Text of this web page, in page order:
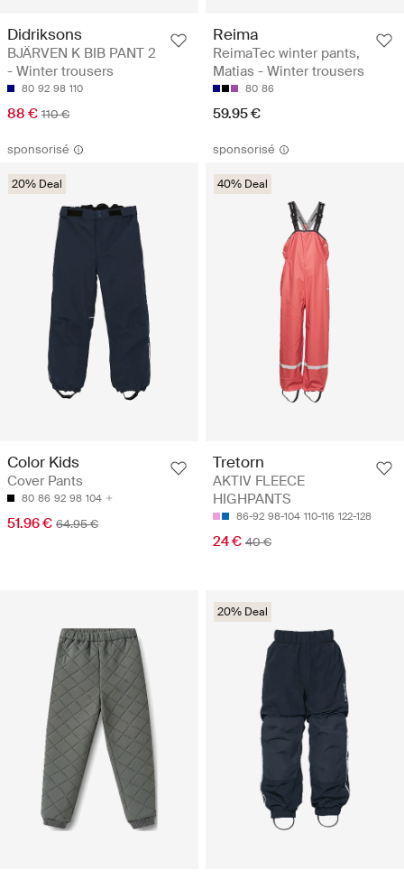
Didriksons
BJÄRVEN K BIB PANT 2
- Winter trousers
80 92 98 110
88 € 110 €
Reima
ReimaTec winter pants,
Matias - Winter trousers
80 86
59.95 €
sponsorisé
20% Deal
Color Kids
Cover Pants
80 86 92 98 104
51.96 € 64.95 €
sponsorisé
40% Deal
Tretorn
AKTIV FLEECE
HIGHPANTS
86-92 98-104 110-116 122-128
24 € 40 €
20% Deal